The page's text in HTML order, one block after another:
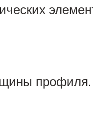
профиля.